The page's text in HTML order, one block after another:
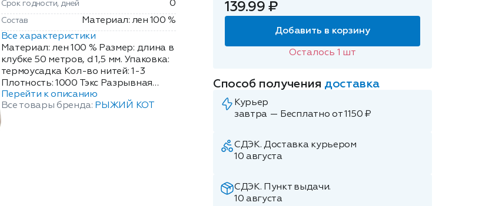
Срок годности, дней 0
Состав
Материал: лен 100 %
Все характеристики
Материал: лен 100 % Размер: длина в
клубке 50 метров, d 1,5 мм. Упаковка:
термоусадка Кол-во нитей: 1-3
Плотность: 1000 Тэкс Разрывная
нагрузка: 23 кгс Диаметр 1,5 мм
Шпагат применяют шпагат в
сельском хозяйстве, пищевой
Перейти к описанию
Все товары бренда: РЫЖИЙ КОТ
139.99 ₽
Добавить в корзину
Осталось 1 шт
Способ получения доставка
Курьер
завтра — Бесплатно от 1150 ₽
СДЭК. Доставка курьером
10 августа
СДЭК. Пункт выдачи.
10 августа